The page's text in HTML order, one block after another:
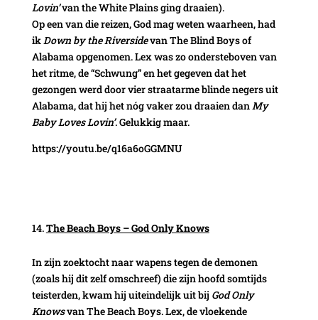
Lovin’van the White Plains ging draaien).
Op een van die reizen, God mag weten waarheen, had
ikDown by the Riversidevan The Blind Boys of
Alabama opgenomen. Lex was zo ondersteboven van
het ritme, de “Schwung” en het gegeven dat het
gezongen werd door vier straatarme blinde negers uit
Alabama, dat hij het nóg vaker zou draaien danMy
Baby Loves Lovin’. Gelukkig maar.
https://youtu.be/q16a6oGGMNU
The Beach Boys – God Only Knows
In zijn zoektocht naar wapens tegen de demonen
(zoals hij dit zelf omschreef) die zijn hoofd somtijds
teisterden, kwam hij uiteindelijk uit bij God Only
Knowsvan The Beach Boys. Lex, de vloekende